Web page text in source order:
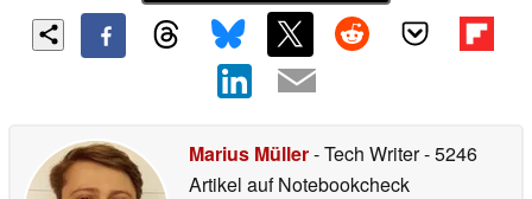
Marius Müller- Tech Writer- 5246
Artikel auf Notebookcheck